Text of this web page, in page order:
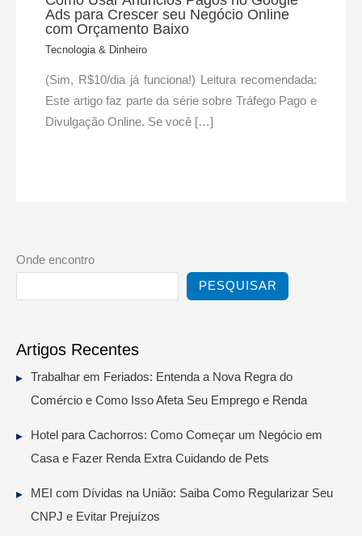
Ads para Crescer seu Negócio Online
com Orçamento Baixo
Tecnologia & Dinheiro
(Sim, R$10/dia já funciona!) Leitura recomendada:
Este artigo faz parte da série sobre Tráfego Pago e
Divulgação Online. Se você […]
Onde encontro
PESQUISAR
Artigos Recentes
Trabalhar em Feriados: Entenda a Nova Regra do
Comércio e Como Isso Afeta Seu Emprego e Renda
Hotel para Cachorros: Como Começar um Negócio em
Casa e Fazer Renda Extra Cuidando de Pets
MEI com Dívidas na União: Saiba Como Regularizar Seu
CNPJ e Evitar Prejuízos